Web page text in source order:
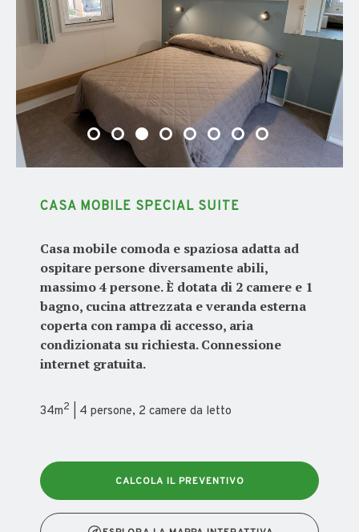
CASA MOBILE SPECIAL SUITE
Casa mobile comoda e spaziosa adatta ad
ospitare persone diversamente abili,
massimo 4 persone. È dotata di 2 camere e 1
bagno, cucina attrezzata e veranda esterna
coperta con rampa di accesso, aria
condizionata su richiesta. Connessione
internet gratuita.
34m2 | 4 persone, 2 camere da letto
CALCOLA IL PREVENTIVO